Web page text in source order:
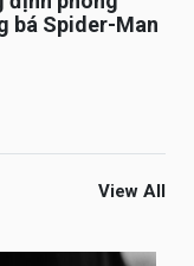
bá Spider-Man
View All